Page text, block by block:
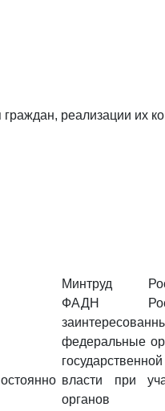
граждан, реализации их
Минтруд
ФАДН
федеральные
государственной
власти при
органов